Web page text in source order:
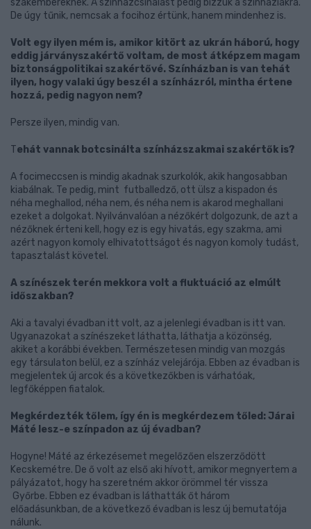
De úgy tűnik, nemcsak a focihoz értünk, hanem mindenhez is.
Volt egy ilyen mém is, amikor kitört az ukrán háború, hogy
eddig járványszakértő voltam, de most átképzem magam
biztonságpolitikai szakértővé. Színházban is van tehát
ilyen, hogy valaki úgy beszél a színházról, mintha értene
hozzá, pedig nagyon nem?
Persze ilyen, mindig van.
Tehát vannak botcsinálta színházszakmai szakértők is?
A focimeccsen is mindig akadnak szurkolók, akik hangosabban
kiabálnak. Te pedig, mint futballedző, ott ülsz a kispadon és
néha meghallod, néha nem, és néha nem is akarod meghallani
ezeket a dolgokat. Nyilvánvalóan a nézőkért dolgozunk, de azt a
nézőknek érteni kell, hogy ez is egy hivatás, egy szakma, ami
azért nagyon komoly elhivatottságot és nagyon komoly tudást,
tapasztalást követel.
A színészek terén mekkora volt a fluktuáció az elmúlt
időszakban?
Aki a tavalyi évadban itt volt, az a jelenlegi évadban is itt van.
Ugyanazokat a színészeket láthatta, láthatja a közönség,
akiket a korábbi években. Természetesen mindig van mozgás
egy társulaton belül, ez a színház velejárója. Ebben az évadban is
megjelentek új arcok és a következőkben is várhatóak,
legfőképpen fiatalok.
Megkérdezték tőlem, így én is megkérdezem tőled: Járai
Máté lesz-e színpadon az új évadban?
Hogyne! Máté az érkezésemet megelőzően elszerződött
Kecskemétre. De ő volt az első aki hívott, amikor megnyertem a
pályázatot, hogy ha szeretném akkor örömmel tér vissza
Győrbe. Ebben ez évadban is láthatták őt három
előadásunkban, de a következő évadban is lesz új bemutatója
nálunk.